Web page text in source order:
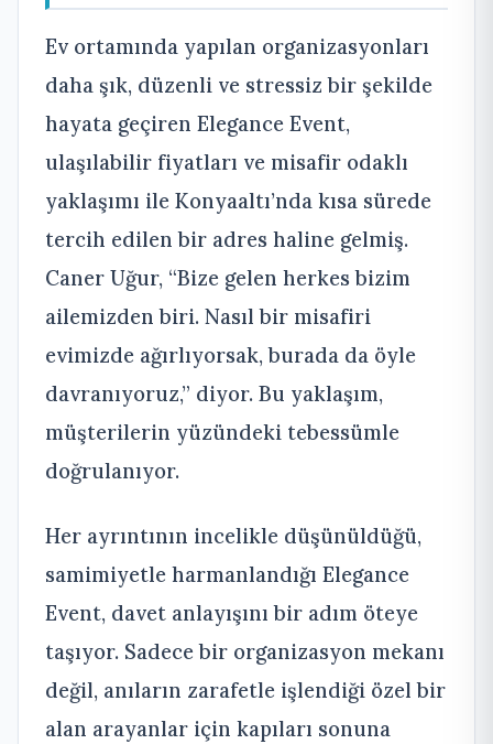
Ev ortamında yapılan organizasyonları
daha şık, düzenli ve stressiz bir şekilde
hayata geçiren Elegance Event,
ulaşılabilir fiyatları ve misafir odaklı
yaklaşımı ile Konyaaltı’nda kısa sürede
tercih edilen bir adres haline gelmiş.
Caner Uğur, “Bize gelen herkes bizim
ailemizden biri. Nasıl bir misafiri
evimizde ağırlıyorsak, burada da öyle
davranıyoruz,” diyor. Bu yaklaşım,
müşterilerin yüzündeki tebessümle
doğrulanıyor.
Her ayrıntının incelikle düşünüldüğü,
samimiyetle harmanlandığı Elegance
Event, davet anlayışını bir adım öteye
taşıyor. Sadece bir organizasyon mekanı
değil, anıların zarafetle işlendiği özel bir
alan arayanlar için kapıları sonuna